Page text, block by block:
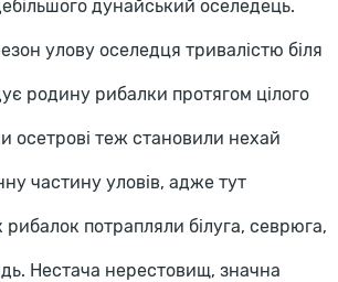
дунайський оселедець.
улову оселедця тривалістю біля
родину рибалки протягом цілого
осетрові теж становили нехай
частину уловів, адже тут
потрапляли білуга, севрюга,
Нестача нерестовищ, значна